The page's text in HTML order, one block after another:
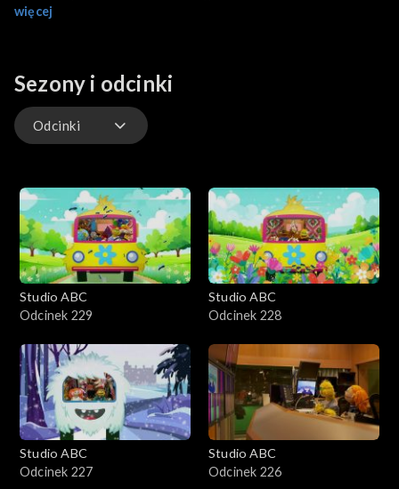
przekonamy się jak pięknie brzmi muzyka pajęczej sieci.
więcej
Sezony i odcinki
Odcinki
Studio ABC
Odcinek 229
Studio ABC
Odcinek 228
Studio ABC
Odcinek 227
Studio ABC
Odcinek 226